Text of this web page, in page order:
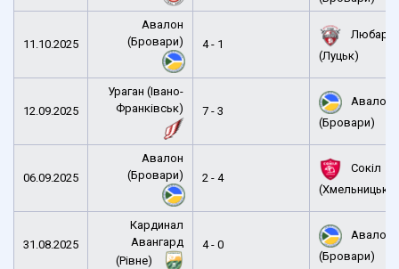
11.10.2025
Авалон
(Бровари)
4 - 1
Любарт
(Луцьк)
12.09.2025
Ураган (Івано-
Франківськ)
7 - 3
Авалон
(Бровари)
06.09.2025
Авалон
(Бровари)
2 - 4
Сокіл
31.08.2025
Кардинал
Авангард
(Рівне)
4 - 0
Авалон
(Бровари)